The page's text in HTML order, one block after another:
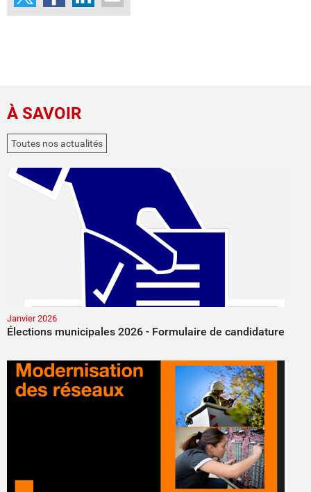
À SAVOIR
Toutes nos actualités
Janvier 2026
Élections municipales 2026 - Formulaire de candidature